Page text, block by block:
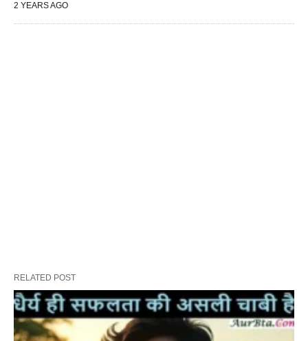
2 YEARS AGO
RELATED POST